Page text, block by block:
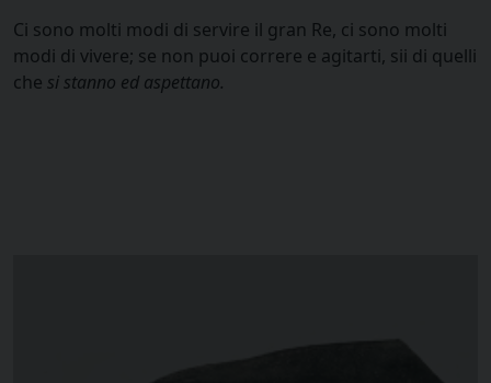
Ci sono molti modi di servire il gran Re, ci sono molti
modi di vivere; se non puoi correre e agitarti, sii di quelli
che si stanno ed aspettano.